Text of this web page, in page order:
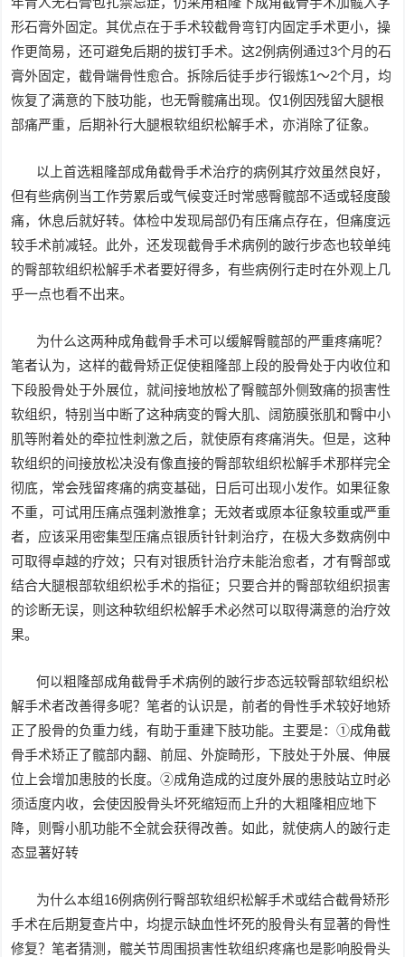
形石膏外固定。其优点在于手术较截骨弯钉内固定手术更小，操
作更简易，还可避免后期的拔钉手术。这2例病例通过3个月的石
膏外固定，截骨端骨性愈合。拆除后徒手步行锻炼1～2个月，均
恢复了满意的下肢功能，也无臀髋痛出现。仅1例因残留大腿根
部痛严重，后期补行大腿根软组织松解手术，亦消除了征象。
以上首选粗隆部成角截骨手术治疗的病例其疗效虽然良好，
但有些病例当工作劳累后或气候变迁时常感臀髋部不适或轻度酸
痛，休息后就好转。体检中发现局部仍有压痛点存在，但痛度远
较手术前减轻。此外，还发现截骨手术病例的跛行步态也较单纯
的臀部软组织松解手术者要好得多，有些病例行走时在外观上几
乎一点也看不出来。
为什么这两种成角截骨手术可以缓解臀髋部的严重疼痛呢？
笔者认为，这样的截骨矫正促使粗隆部上段的股骨处于内收位和
下段股骨处于外展位，就间接地放松了臀髋部外侧致痛的损害性
软组织，特别当中断了这种病变的臀大肌、阔筋膜张肌和臀中小
肌等附着处的牵拉性刺激之后，就使原有疼痛消失。但是，这种
软组织的间接放松决没有像直接的臀部软组织松解手术那样完全
彻底，常会残留疼痛的病变基础，日后可出现小发作。如果征象
不重，可试用压痛点强刺激推拿；无效者或原本征象较重或严重
者，应该采用密集型压痛点银质针针刺治疗，在极大多数病例中
可取得卓越的疗效；只有对银质针治疗未能治愈者，才有臀部或
结合大腿根部软组织松手术的指征；只要合并的臀部软组织损害
的诊断无误，则这种软组织松解手术必然可以取得满意的治疗效
果。
何以粗隆部成角截骨手术病例的跛行步态远较臀部软组织松
解手术者改善得多呢？笔者的认识是，前者的骨性手术较好地矫
正了股骨的负重力线，有助于重建下肢功能。主要是：①成角截
骨手术矫正了髋部内翻、前屈、外旋畸形，下肢处于外展、伸展
位上会增加患肢的长度。②成角造成的过度外展的患肢站立时必
须适度内收，会使因股骨头坏死缩短而上升的大粗隆相应地下
降，则臀小肌功能不全就会获得改善。如此，就使病人的跛行走
态显著好转
为什么本组16例病例行臀部软组织松解手术或结合截骨矫形
手术在后期复查片中，均提示缺血性坏死的股骨头有显著的骨性
修复？笔者猜测，髋关节周围损害性软组织疼痛也是影响股骨头